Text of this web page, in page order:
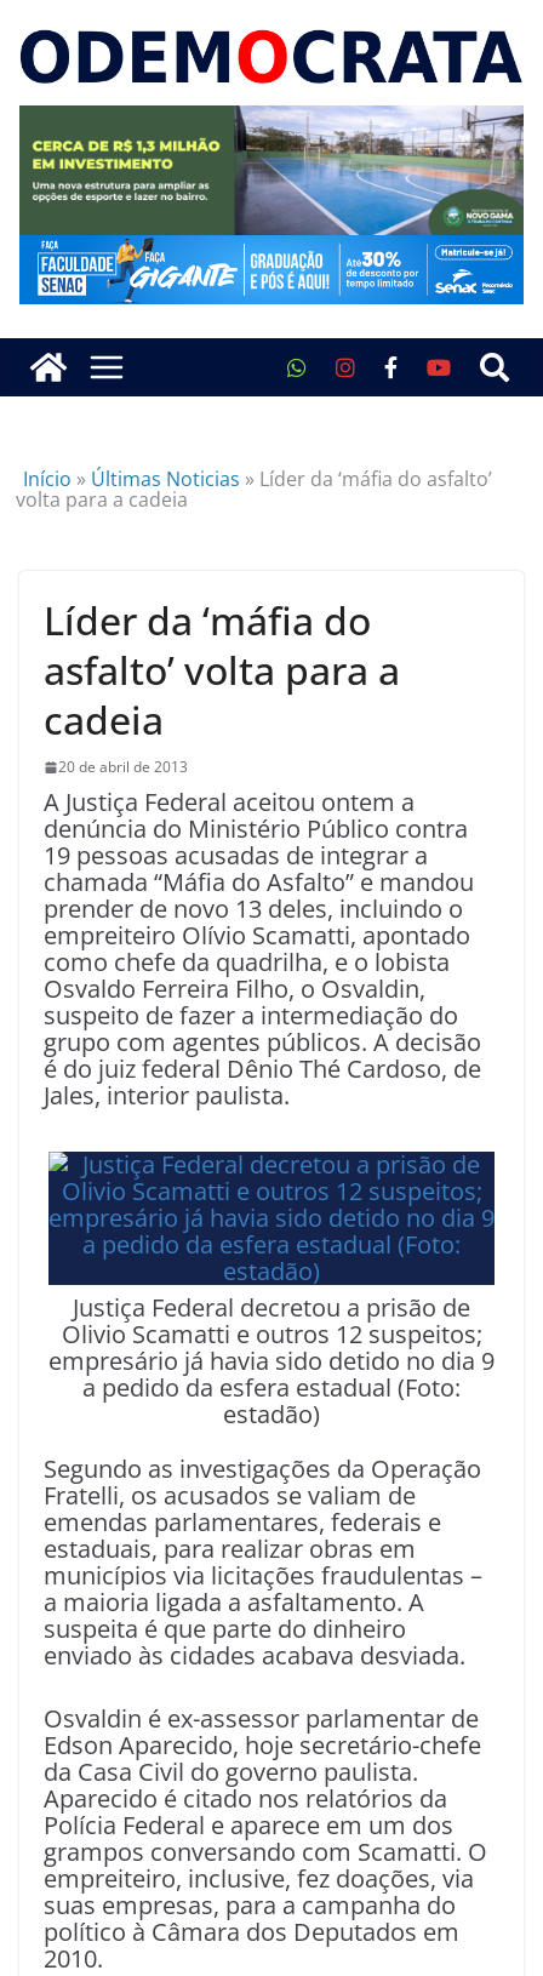
Início » Últimas Noticias » Líder da ‘máfia do asfalto’
volta para a cadeia
Líder da ‘máfia do
asfalto’ volta para a
cadeia
20 de abril de 2013
A Justiça Federal aceitou ontem a
denúncia do Ministério Público contra
19 pessoas acusadas de integrar a
chamada “Máfia do Asfalto” e mandou
prender de novo 13 deles, incluindo o
empreiteiro Olívio Scamatti, apontado
como chefe da quadrilha, e o lobista
Osvaldo Ferreira Filho, o Osvaldin,
suspeito de fazer a intermediação do
grupo com agentes públicos. A decisão
é do juiz federal Dênio Thé Cardoso, de
Jales, interior paulista.
Justiça Federal decretou a prisão de
Olivio Scamatti e outros 12 suspeitos;
empresário já havia sido detido no dia 9
a pedido da esfera estadual (Foto:
estadão)
Segundo as investigações da Operação
Fratelli, os acusados se valiam de
emendas parlamentares, federais e
estaduais, para realizar obras em
municípios via licitações fraudulentas –
a maioria ligada a asfaltamento. A
suspeita é que parte do dinheiro
enviado às cidades acabava desviada.
Osvaldin é ex-assessor parlamentar de
Edson Aparecido, hoje secretário-chefe
da Casa Civil do governo paulista.
Aparecido é citado nos relatórios da
Polícia Federal e aparece em um dos
grampos conversando com Scamatti. O
empreiteiro, inclusive, fez doações, via
suas empresas, para a campanha do
político à Câmara dos Deputados em
2010.